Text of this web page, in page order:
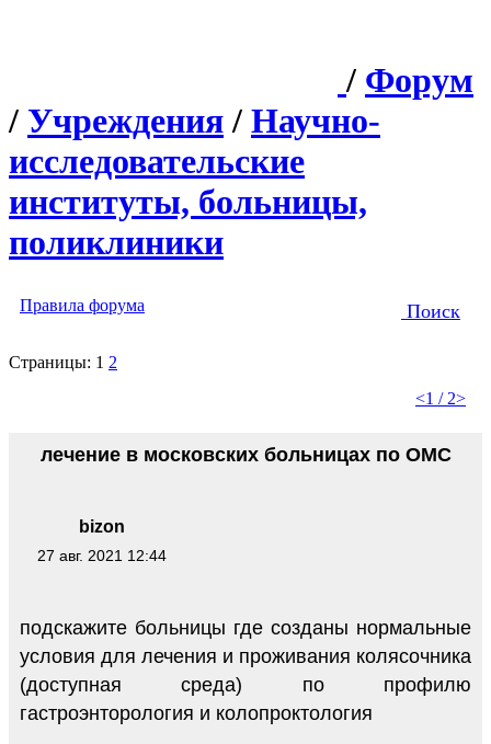
/ Форум
/ Учреждения / Научно-
исследовательские
институты, больницы,
поликлиники
Правила форума Поиск
Страницы: 1 2
<1 / 2>
bizon
27 авг. 2021 12:44
лечение в московских больницах по ОМС
подскажите больницы где созданы нормальные
условия для лечения и проживания колясочника
(доступная среда) по профилю
гастроэнторология и колопроктология